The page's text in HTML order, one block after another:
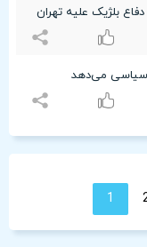
بلژیک علیه تهران
سیاسی می‌دهد
1